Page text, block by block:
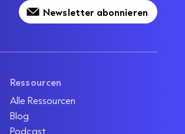
Newsletter abonnieren
Ressourcen
Alle Ressourcen
Blog
Podcast